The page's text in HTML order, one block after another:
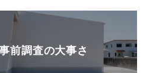
前調査の大事さ